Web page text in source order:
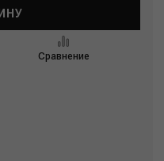
Сравнение